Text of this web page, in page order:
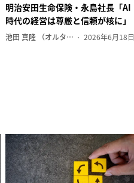
明治安田生命保険・永島社長「AI
時代の経営は尊厳と信頼が核に」
池田 真隆 （オルタナ輪番編集長） 2026年6月18日